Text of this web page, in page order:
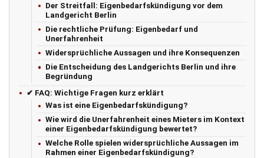
Der Streitfall: Eigenbedarfskündigung vor dem
Landgericht Berlin
Die rechtliche Prüfung: Eigenbedarf und
Unerfahrenheit
Widersprüchliche Aussagen und ihre Konsequenzen
Die Entscheidung des Landgerichts Berlin und ihre
Begründung
✔ FAQ: Wichtige Fragen kurz erklärt
Was ist eine Eigenbedarfskündigung?
Wie wird die Unerfahrenheit eines Mieters im Kontext
einer Eigenbedarfskündigung bewertet?
Welche Rolle spielen widersprüchliche Aussagen im
Rahmen einer Eigenbedarfskündigung?